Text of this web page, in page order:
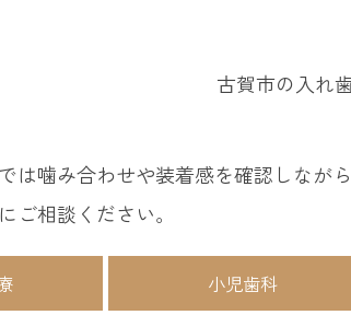
古賀市の入れ
噛み合わせや装着感を確認しなが
相談ください。
小児歯科